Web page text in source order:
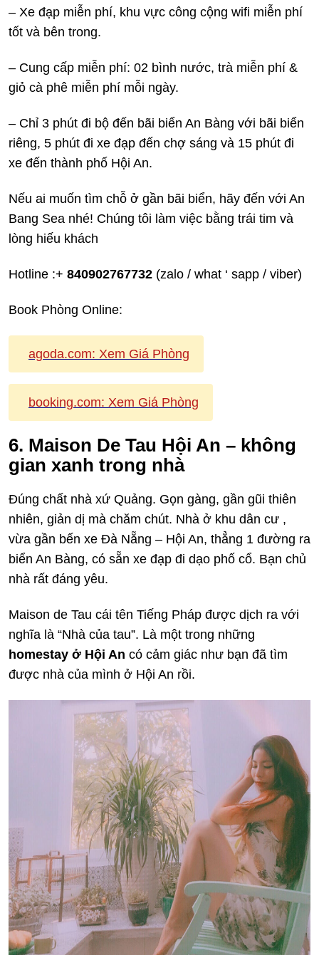
– Xe đạp miễn phí, khu vực công cộng wifi miễn phí
tốt và bên trong.
– Cung cấp miễn phí: 02 bình nước, trà miễn phí &
giỏ cà phê miễn phí mỗi ngày.
– Chỉ 3 phút đi bộ đến bãi biển An Bàng với bãi biển
riêng, 5 phút đi xe đạp đến chợ sáng và 15 phút đi
xe đến thành phố Hội An.
Nếu ai muốn tìm chỗ ở gần bãi biển, hãy đến với An
Bang Sea nhé! Chúng tôi làm việc bằng trái tim và
lòng hiếu khách
Hotline :+ 840902767732 (zalo / what ‘ sapp / viber)
Book Phòng Online:
agoda.com: Xem Giá Phòng
booking.com: Xem Giá Phòng
6. Maison De Tau Hội An – không
gian xanh trong nhà
Đúng chất nhà xứ Quảng. Gọn gàng, gần gũi thiên
nhiên, giản dị mà chăm chút. Nhà ở khu dân cư ,
vừa gần bến xe Đà Nẵng – Hội An, thẳng 1 đường ra
biển An Bàng, có sẵn xe đạp đi dạo phố cổ. Bạn chủ
nhà rất đáng yêu.
Maison de Tau cái tên Tiếng Pháp được dịch ra với
nghĩa là “Nhà của tau”. Là một trong những
homestay ở Hội An có cảm giác như bạn đã tìm
được nhà của mình ở Hội An rồi.